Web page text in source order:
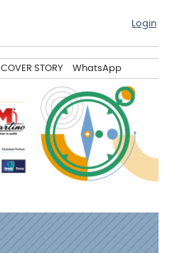
Login
COVER STORY WhatsApp